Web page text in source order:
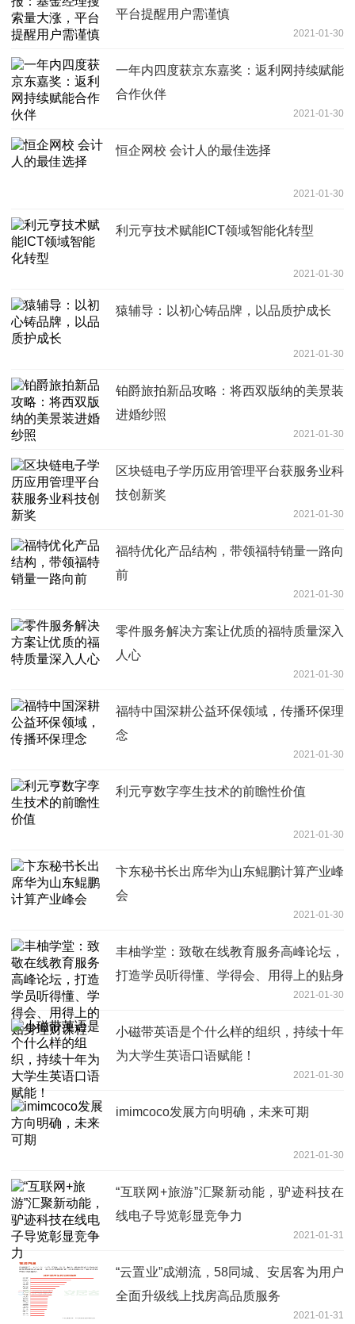
平台提醒用户需谨慎
2021-01-30
一年内四度获京东嘉奖：返利网持续赋能
合作伙伴
2021-01-30
恒企网校 会计人的最佳选择
2021-01-30
利元亨技术赋能ICT领域智能化转型
2021-01-30
猿辅导：以初心铸品牌，以品质护成长
2021-01-30
铂爵旅拍新品攻略：将西双版纳的美景装
进婚纱照
2021-01-30
区块链电子学历应用管理平台获服务业科
技创新奖
2021-01-30
福特优化产品结构，带领福特销量一路向
前
2021-01-30
零件服务解决方案让优质的福特质量深入
人心
2021-01-30
福特中国深耕公益环保领域，传播环保理
念
2021-01-30
利元亨数字孪生技术的前瞻性价值
2021-01-30
卞东秘书长出席华为山东鲲鹏计算产业峰
会
2021-01-30
丰柚学堂：致敬在线教育服务高峰论坛，
打造学员听得懂、学得会、用得上的贴身
2021-01-30
小磁带英语是个什么样的组织，持续十年
为大学生英语口语赋能！
2021-01-30
imimcoco发展方向明确，未来可期
2021-01-30
“互联网+旅游”汇聚新动能，驴迹科技在
线电子导览彰显竞争力
2021-01-31
“云置业”成潮流，58同城、安居客为用户
全面升级线上找房高品质服务
2021-01-31